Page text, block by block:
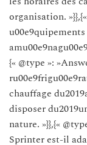
organisation.
{« @type »:
chauffage
disposer
nature. »}},{«
Sprinter est-il